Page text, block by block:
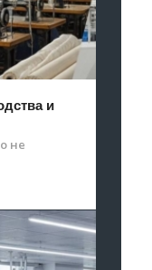
и
не